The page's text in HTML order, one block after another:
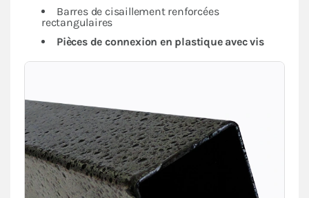
Barres de cisaillement renforcées
rectangulaires
Pièces de connexion en plastique avec vis